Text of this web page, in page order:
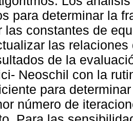
para determinar la
las constantes de
las
de la
Neoschil con la
para
número de